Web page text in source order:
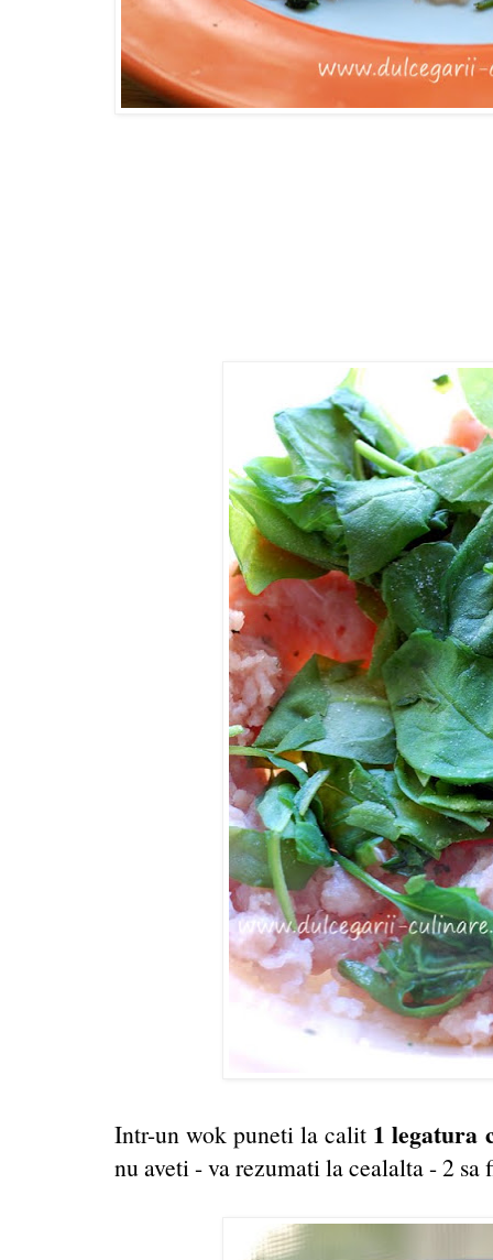
Intr-un wok puneti la calit 1 legatura
nu aveti - va rezumati la cealalta - 2 sa